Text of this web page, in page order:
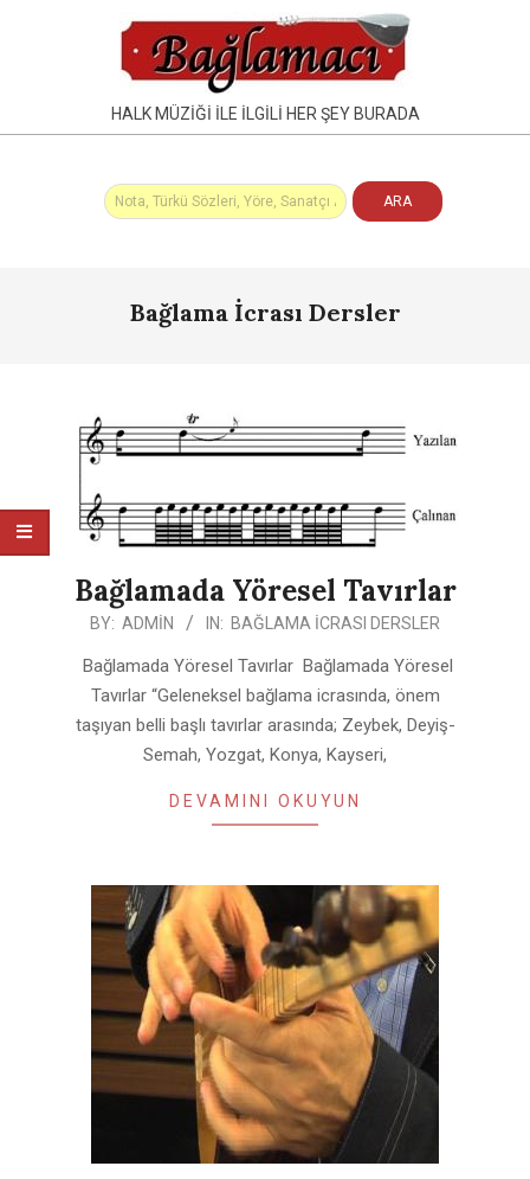
HALK MÜZIĞI İLE İLGILI HER ŞEY BURADA
Bağlama İcrası Dersler
Bağlamada Yöresel Tavırlar
2020-
BY: ADMIN IN: BAĞLAMA İCRASI DERSLER
Bağlamada Yöresel Tavırlar Bağlamada Yöresel
Tavırlar “Geleneksel bağlama icrasında, önem
taşıyan belli başlı tavırlar arasında; Zeybek, Deyiş-
Semah, Yozgat, Konya, Kayseri,
DEVAMINI OKUYUN